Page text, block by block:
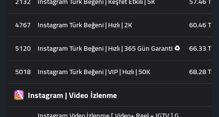
4767
Instagram Türk Beğeni | Hızlı | 2K
60.46 TL
5120 Instagram Türk Beğeni | Hızlı | 365 Gün Garanti ♻️
66.33 TL
5018 Instagram Türk Beğeni | VIP | Hızlı | 50K 68.28 TL
Instagram | Video İzlenme